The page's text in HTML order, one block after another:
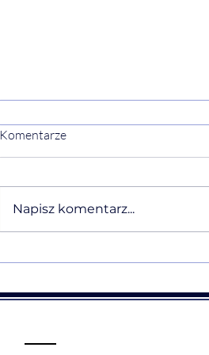
Traumie Straty i ałobie po
Komentarze
Napisz komentarz...